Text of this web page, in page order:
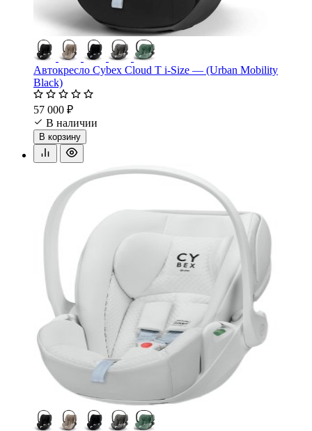
Автокресло Cybex Cloud T i-Size — (Urban Mobility
Black)
57 000 ₽
В наличии
В корзину